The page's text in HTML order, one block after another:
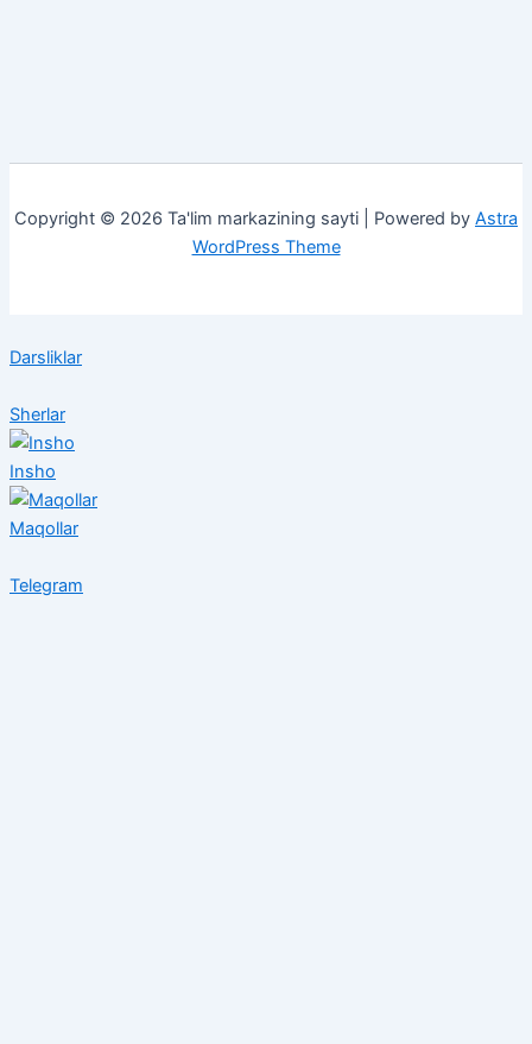
Copyright © 2026 Ta'lim markazining sayti | Powered by Astra
WordPress Theme
Darsliklar
Sherlar
Insho
Maqollar
Telegram